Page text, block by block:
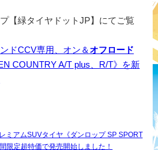
【緑タイヤドットJP】にてご覧
ドCCV専用、オン＆オフロード
COUNTRY A/T plus、R/T》を新
ミアムSUVタイヤ《ダンロップ SP SPORT
限定超特価で発売開始しました！